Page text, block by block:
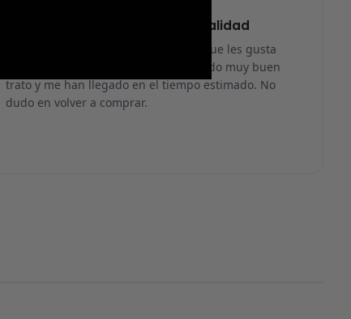
Lo recomiendo 100% máxima calidad
Es una página fiable… no soy de las que les gusta
pagar antes de recibir, pero he recibido muy buen
trato y me han llegado en el tiempo estimado. No
dudo en volver a comprar.